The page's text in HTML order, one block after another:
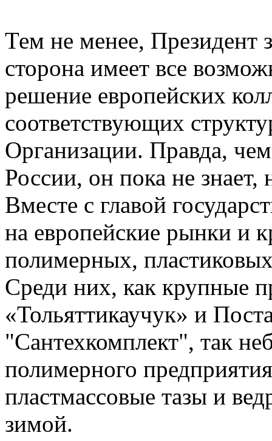
Тем не менее, Президент
сторона имеет все
решение европейских
соответствующих
Организации. Правда, чем
России, он пока не
Вместе с главой
на европейские рынки и
полимерных,
Среди них, как крупные
«Тольяттикаучук» и
"Сантехкомплект", так
полимерного
пластмассовые тазы и
зимой.